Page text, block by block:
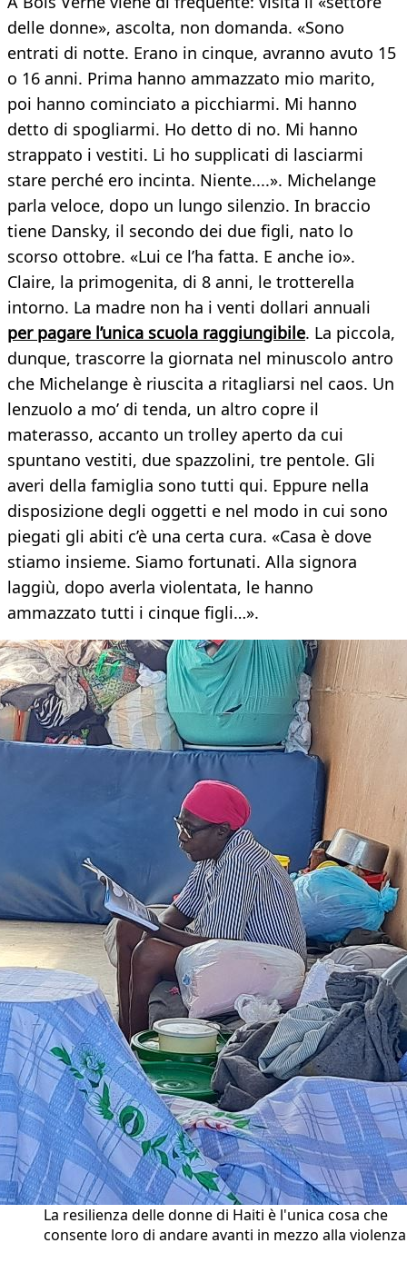
delle donne», ascolta, non domanda. «Sono
entrati di notte. Erano in cinque, avranno avuto 15
o 16 anni. Prima hanno ammazzato mio marito,
poi hanno cominciato a picchiarmi. Mi hanno
detto di spogliarmi. Ho detto di no. Mi hanno
strappato i vestiti. Li ho supplicati di lasciarmi
stare perché ero incinta. Niente....». Michelange
parla veloce, dopo un lungo silenzio. In braccio
tiene Dansky, il secondo dei due figli, nato lo
scorso ottobre. «Lui ce l’ha fatta. E anche io».
Claire, la primogenita, di 8 anni, le trotterella
intorno. La madre non ha i venti dollari annuali
per pagare l’unica scuola raggiungibile. La piccola,
dunque, trascorre la giornata nel minuscolo antro
che Michelange è riuscita a ritagliarsi nel caos. Un
lenzuolo a mo’ di tenda, un altro copre il
materasso, accanto un trolley aperto da cui
spuntano vestiti, due spazzolini, tre pentole. Gli
averi della famiglia sono tutti qui. Eppure nella
disposizione degli oggetti e nel modo in cui sono
piegati gli abiti c’è una certa cura. «Casa è dove
stiamo insieme. Siamo fortunati. Alla signora
laggiù, dopo averla violentata, le hanno
ammazzato tutti i cinque figli…».
La resilienza delle donne di Haiti è l'unica cosa che
consente loro di andare avanti in mezzo alla violenza